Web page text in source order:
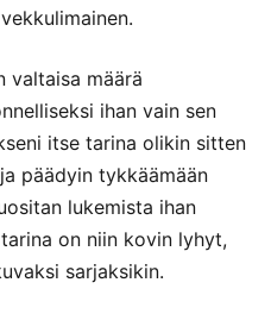
valtaisa määrä
ihan vain sen
itse tarina olikin sitten
päädyin tykkäämään
lukemista ihan
on niin kovin lyhyt,
sarjaksikin.